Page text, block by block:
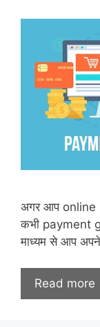
अगर आप online
कभी payment
माध्यम से आप
Read more